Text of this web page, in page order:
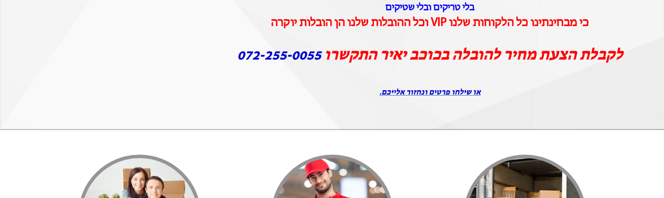
בלי טריקים ובלי שטיקים
כי מבחינתינו כל הלקוחות שלנו VIP וכל ההובלות שלנו הן הובלות יוקרה
לקבלת הצעת מחיר להובלה בכוכב יאיר התקשרו072-255-0055
או שילחו פרטים ונחזור אלייכם.